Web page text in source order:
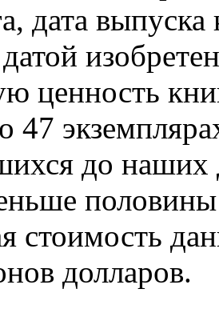
дата
ценность
47
до
стоимость
долларов.